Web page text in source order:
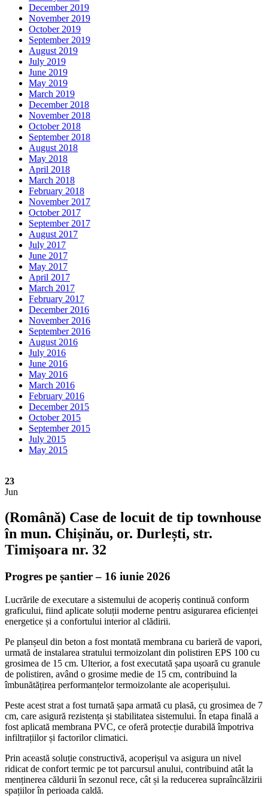
December 2019
November 2019
October 2019
September 2019
August 2019
July 2019
June 2019
May 2019
March 2019
December 2018
November 2018
October 2018
September 2018
August 2018
May 2018
April 2018
March 2018
February 2018
November 2017
October 2017
September 2017
August 2017
July 2017
June 2017
May 2017
April 2017
March 2017
February 2017
December 2016
November 2016
September 2016
August 2016
July 2016
June 2016
May 2016
March 2016
February 2016
December 2015
October 2015
September 2015
July 2015
May 2015
23
Jun
(Română) Case de locuit de tip townhouse
în mun. Chișinău, or. Durlești, str.
Timișoara nr. 32
Progres pe șantier – 16 iunie 2026
Lucrările de executare a sistemului de acoperiș continuă conform
graficului, fiind aplicate soluții moderne pentru asigurarea eficienței
energetice și a confortului interior al clădirii.
Pe planșeul din beton a fost montată membrana cu barieră de vapori,
urmată de instalarea stratului termoizolant din polistiren EPS 100 cu
grosimea de 15 cm. Ulterior, a fost executată șapa ușoară cu granule
de polistiren, având o grosime medie de 15 cm, contribuind la
îmbunătățirea performanțelor termoizolante ale acoperișului.
Peste acest strat a fost turnată șapa armată cu plasă, cu grosimea de 7
cm, care asigură rezistența și stabilitatea sistemului. În etapa finală a
fost aplicată membrana PVC, ce oferă protecție durabilă împotriva
infiltrațiilor și factorilor climatici.
Prin această soluție constructivă, acoperișul va asigura un nivel
ridicat de confort termic pe tot parcursul anului, contribuind atât la
menținerea căldurii în sezonul rece, cât și la reducerea supraîncălzirii
spațiilor în perioada caldă.